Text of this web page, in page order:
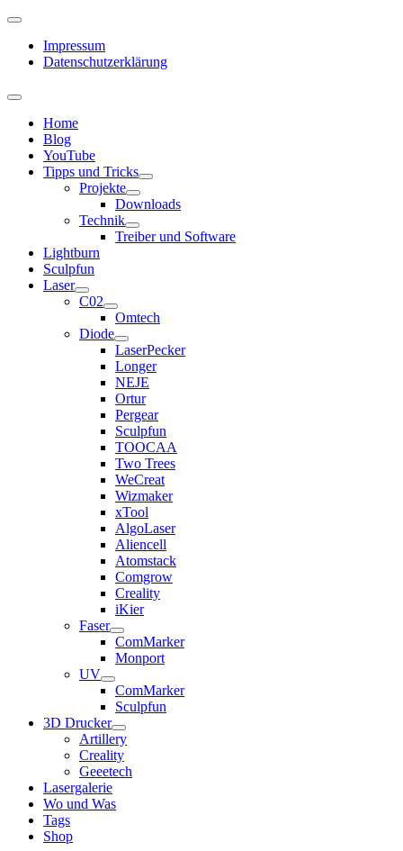
Impressum
Datenschutzerklärung
Home
Blog
YouTube
Tipps und Tricks
Projekte
Downloads
Technik
Treiber und Software
Lightburn
Sculpfun
Laser
C02
Omtech
Diode
LaserPecker
Longer
NEJE
Ortur
Pergear
Sculpfun
TOOCAA
Two Trees
WeCreat
Wizmaker
xTool
AlgoLaser
Aliencell
Atomstack
Comgrow
Creality
iKier
Faser
ComMarker
Monport
UV
ComMarker
Sculpfun
3D Drucker
Artillery
Creality
Geeetech
Lasergalerie
Wo und Was
Tags
Shop